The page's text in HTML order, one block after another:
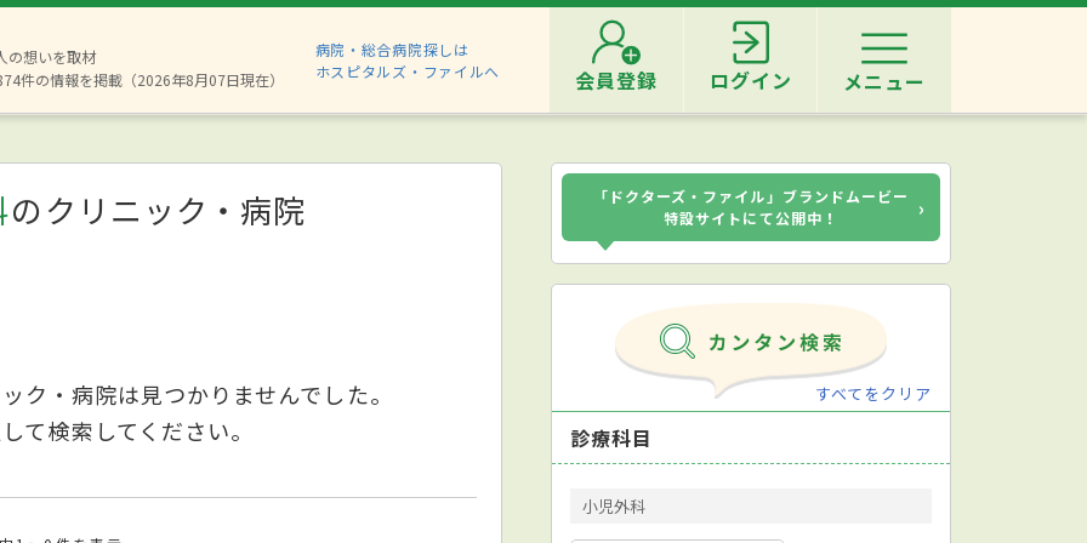
の想いを取材
件の情報を掲載（2026年8月07日現在）
病院・総合病院探しは
ホスピタルズ・ファイルへ
会員登録 ログイン メニュー
のクリニック・病院
ク・病院は見つかりませんでした。
て検索してください。
「ドクターズ・ファイル」ブランドムービー
特設サイトにて公開中！
›
すべてをクリア
診療科目
小児外科